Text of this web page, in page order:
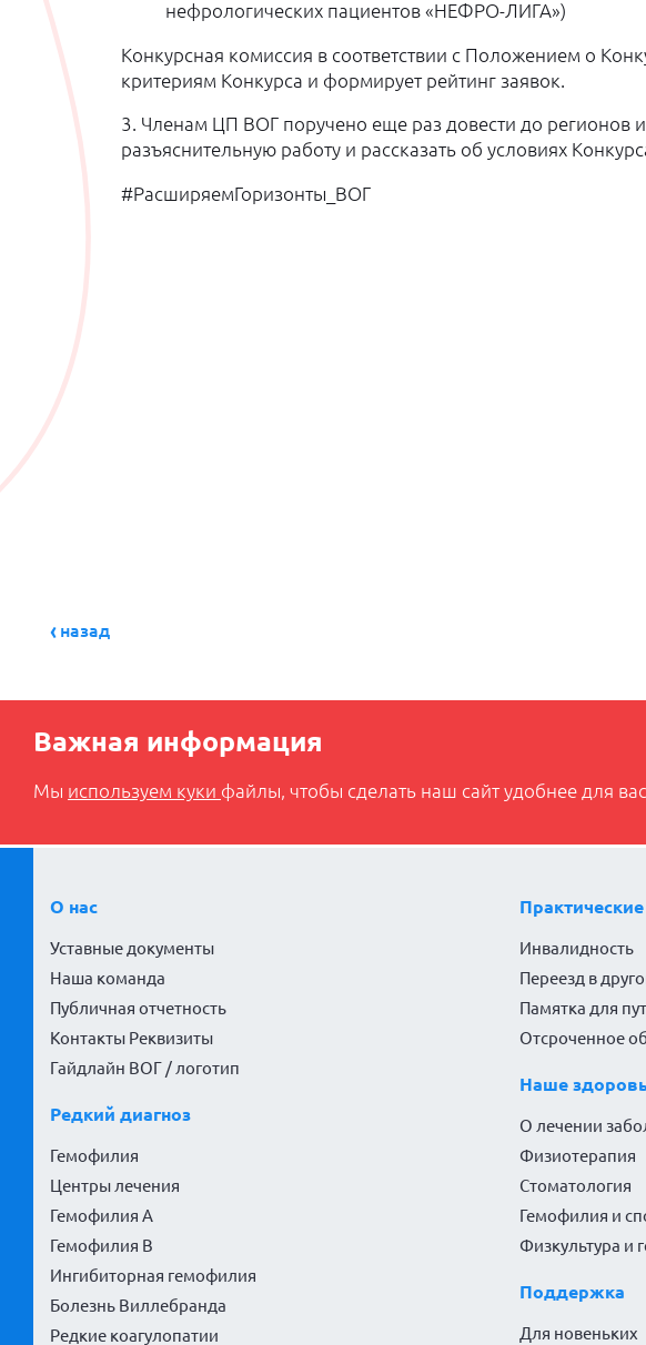
нефрологических пациентов «НЕФРО-ЛИГА»)
Конкурсная комиссия в соответствии с Положением о
критериям Конкурса и формирует рейтинг заявок.
3. Членам ЦП ВОГ поручено еще раз довести до регионов
разъяснительную работу и рассказать об условиях
#РасширяемГоризонты_ВОГ
назад
Важная информация
Мы используем куки файлы, чтобы сделать наш сайт удобнее для вас
О нас
Уставные документы
Наша команда
Публичная отчетность
Контакты Реквизиты
Гайдлайн ВОГ / логотип
Редкий диагноз
Гемофилия
Центры лечения
Гемофилия А
Гемофилия В
Ингибиторная гемофилия
Болезнь Виллебранда
Редкие коагулопатии
Инвалидность
Переезд в
Памятка для
Отсроченное
Наше
О лечении
Физиотерапия
Стоматология
Гемофилия и
Физкультура и
Поддержка
Для новеньких